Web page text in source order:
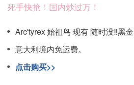
死手快抢！国内炒过万！
Arc'tyrex 始祖鸟 现有 随时没‼️黑金
意大利境内免运费。
点击购买>>